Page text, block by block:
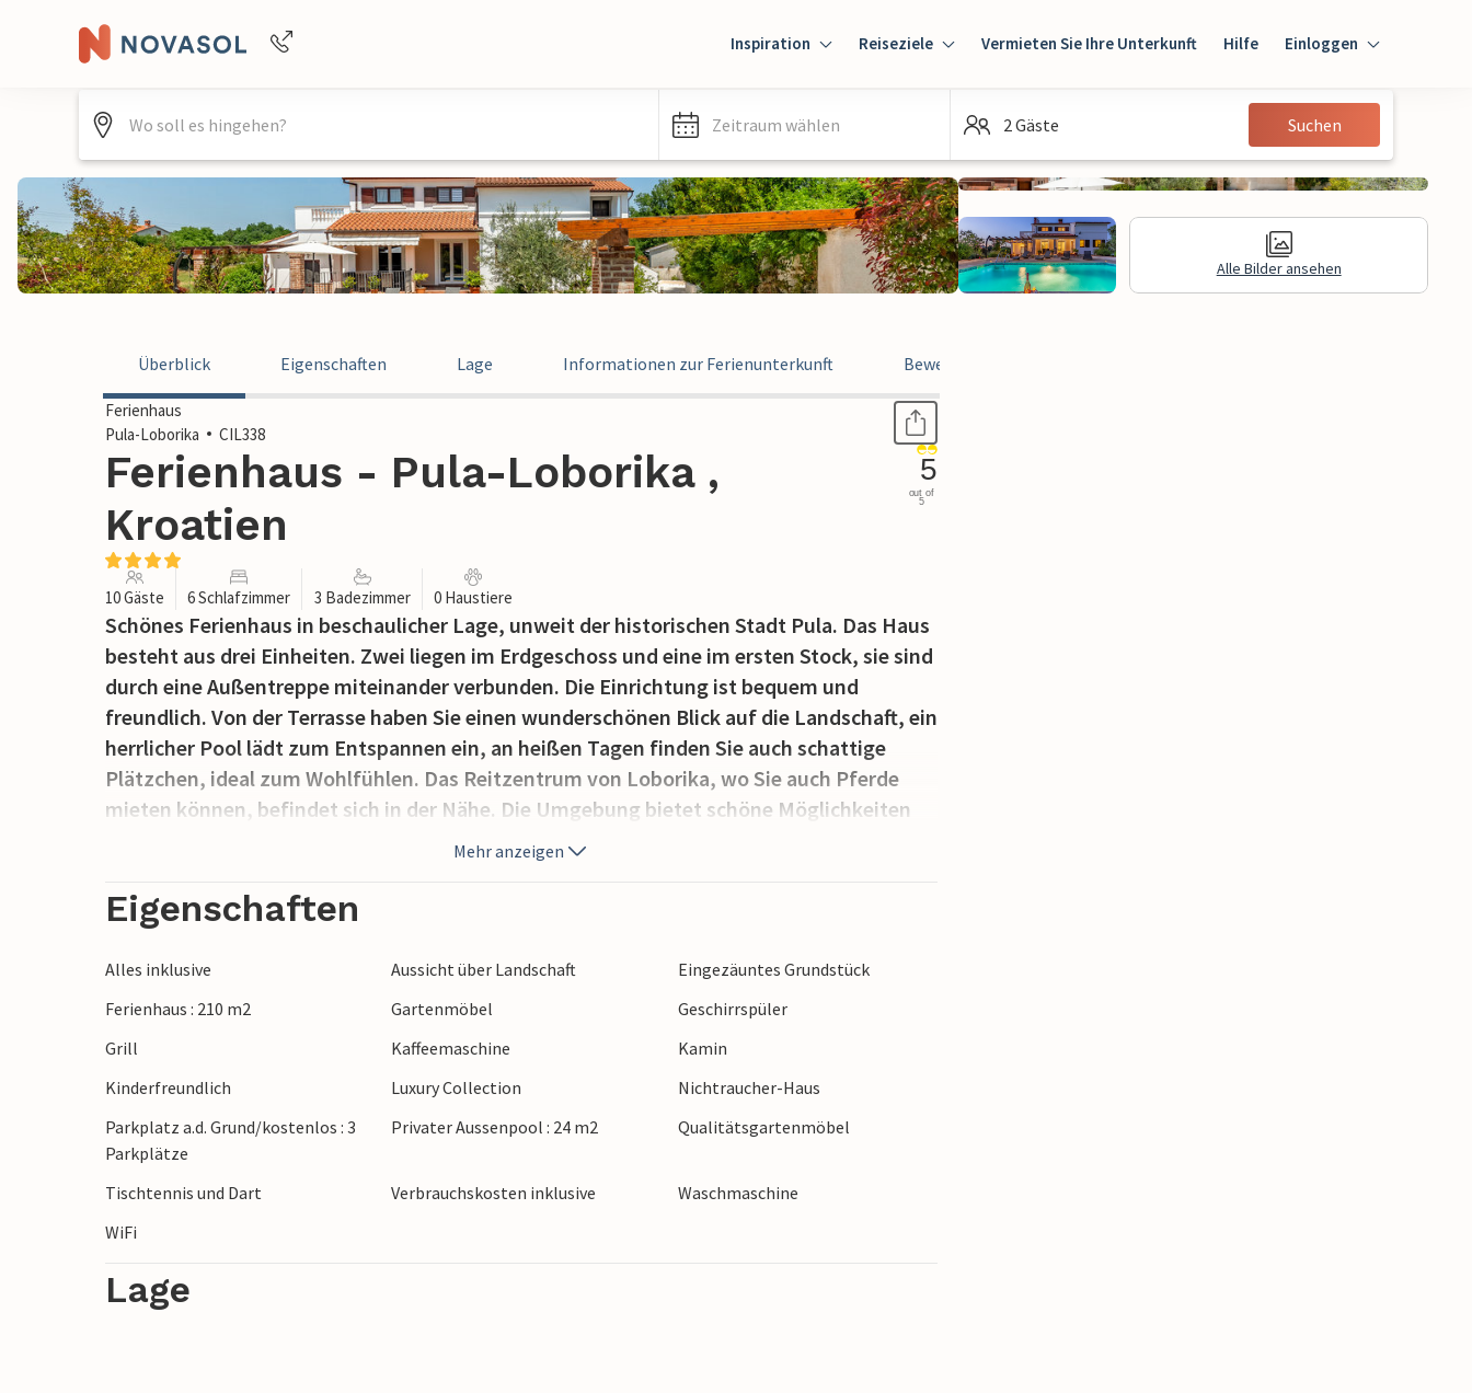
+4940688715475
Inspiration Reiseziele Vermieten Sie Ihre Unterkunft Hilfe Einloggen
Einloggen
Gast
Zeitraum wählen 2 Gäste Suchen
Alle Bilder ansehen
Überblick Eigenschaften Lage Informationen zur Ferienunterkunft Bewertungen
Ferienhaus
Pula-Loborika
CIL338
Ferienhaus - Pula-Loborika ,
Kroatien
5
out of
5
10 Gäste 6 Schlafzimmer 3 Badezimmer 0 Haustiere
Schönes Ferienhaus in beschaulicher Lage, unweit der historischen Stadt Pula. Das Haus
besteht aus drei Einheiten. Zwei liegen im Erdgeschoss und eine im ersten Stock, sie sind
durch eine Außentreppe miteinander verbunden. Die Einrichtung ist bequem und
freundlich. Von der Terrasse haben Sie einen wunderschönen Blick auf die Landschaft, ein
herrlicher Pool lädt zum Entspannen ein, an heißen Tagen finden Sie auch schattige
Plätzchen, ideal zum Wohlfühlen. Das Reitzentrum von Loborika, wo Sie auch Pferde
mieten können, befindet sich in der Nähe. Die Umgebung bietet schöne Möglichkeiten
für Wanderungen und Ausflüge ins Landesinnere oder ans Meer. Besichtigen Sie die an
Kultur reiche Stadt Pula und ihre vielen Sehenswürdigkeiten und besuchen Sie nette
Restaurants, die lokale Spezialitäten und Weine anbieten. Möglichkeiten in dieser Stadt
unterhalten zu werden sind groß, besonders während des bekannten Filmfestivals, wo
Filme im römischen Amphitheater gezeigt werden.
Mehr anzeigen
Eigenschaften
Alles inklusive Aussicht über Landschaft
Eingezäuntes Grundstück
Ferienhaus : 210 m2
Gartenmöbel
Geschirrspüler
Grill
Kaffeemaschine
Kamin
Kinderfreundlich
Luxury Collection
Nichtraucher-Haus
Parkplatz a.d. Grund/kostenlos : 3
Parkplätze
Privater Aussenpool : 24 m2 Qualitätsgartenmöbel
Tischtennis und Dart Verbrauchskosten inklusive
Waschmaschine
WiFi
Lage